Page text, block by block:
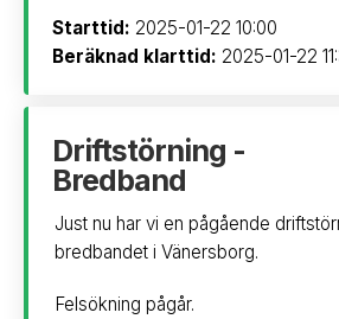
Starttid: 2025-01-22 10:00
Beräknad klarttid: 2025-01-22
Driftstörning -
Bredband
Just nu har vi en pågående
bredbandet i Vänersborg.
Felsökning pågår.